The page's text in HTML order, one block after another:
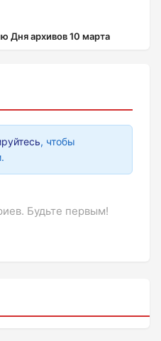
Дня архивов 10 марта
, чтобы
Будьте первым!